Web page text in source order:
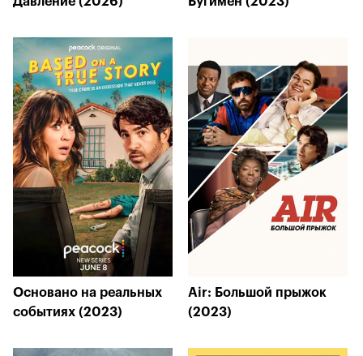
Основано на реальных
событиях (2023)
Air: Большой прыжок
(2023)